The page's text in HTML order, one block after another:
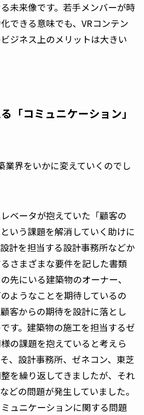
未来像です。若手メンバーが時
できる意味でも、VRコンテン
ジネス上のメリットは大きい
「コミュニケーション」
界をいかに変えていくのでし
ベータが抱えていた「顧客の
いう課題を解消していく助けに
計を担当する設計事務所などか
さまざまな要件を記した書類
先にいる建築物のオーナー、
ようなことを期待しているの
客からの期待を設計に落とし
す。建築物の施工を担当するゼ
の課題を抱えていると考えら
、設計事務所、ゼネコン、東芝
を繰り返してきましたが、それ
どの問題が発生していました。
ュニケーションに関する問題